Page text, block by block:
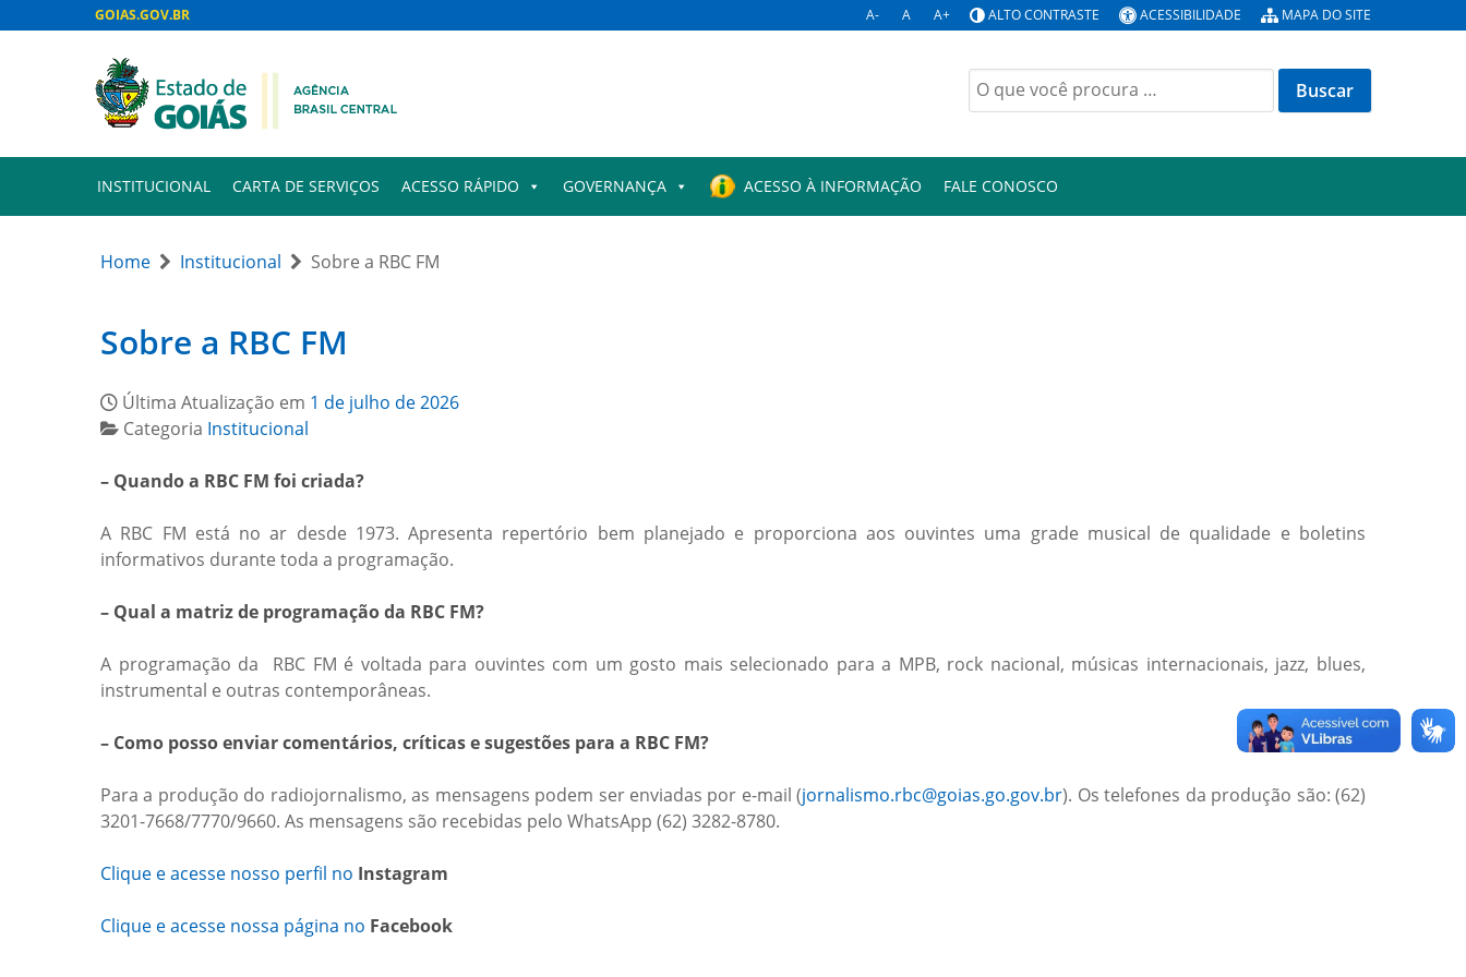
GOIAS.GOV.BR A- A A+ ALTO CONTRASTE ACESSIBILIDADE MAPA DO SITE
Buscar
por:
INSTITUCIONAL CARTA DE SERVIÇOS ACESSO RÁPIDO GOVERNANÇA ACESSO À INFORMAÇÃO FALE CONOSCO
Home Institucional Sobre a RBC FM
Sobre a RBC FM
Última Atualização em 1 de julho de 2026
Categoria Institucional
– Quando a RBC FM foi criada?
A RBC FM está no ar desde 1973. Apresenta repertório bem planejado e proporciona aos ouvintes uma grade musical de qualidade e boletins
informativos durante toda a programação.
– Qual a matriz de programação da RBC FM?
A programação da RBC FM é voltada para ouvintes com um gosto mais selecionado para a MPB, rock nacional, músicas internacionais, jazz, blues,
instrumental e outras contemporâneas.
– Como posso enviar comentários, críticas e sugestões para a RBC FM?
Para a produção do radiojornalismo, as mensagens podem ser enviadas por e-mail (jornalismo.rbc@goias.go.gov.br). Os telefones da produção são: (62)
3201-7668/7770/9660. As mensagens são recebidas pelo WhatsApp (62) 3282-8780.
Clique e acesse nosso perfil no Instagram
Clique e acesse nossa página no Facebook